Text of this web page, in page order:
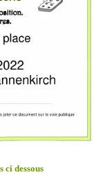
ci dessous